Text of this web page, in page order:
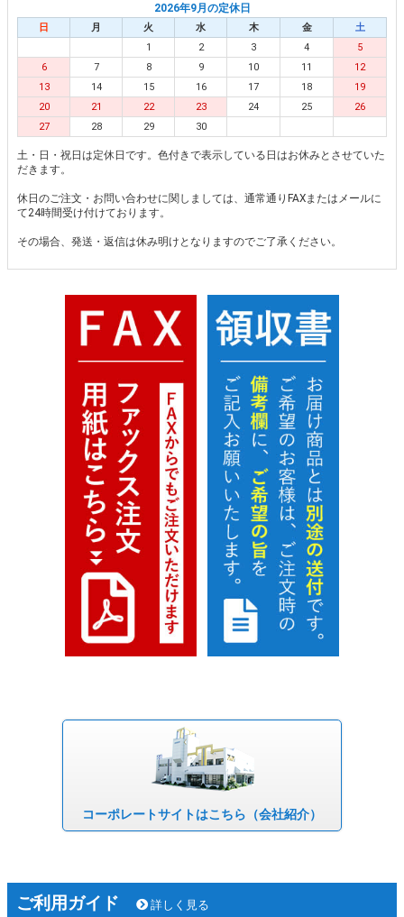
2026年9月の定休日
日 月 火 水 木 金
土
1
2 3 4
5
6
7 8 9 10 11
12
13
14 15 16 17 18
19
20
21 22 23 24 25
26
27
28 29 30
土・日・祝日は定休日です。色付きで表示している日はお休みとさせていた
だきます。
休日のご注文・お問い合わせに関しましては、通常通りFAXまたはメールに
て24時間受け付けております。
その場合、発送・返信は休み明けとなりますのでご了承ください。
コーポレートサイトはこちら （会社紹介）
ご利用ガイド 詳しく見る